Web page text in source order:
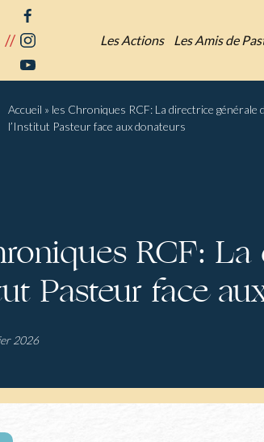
//
facebook
instagram
youtube
Les Actions Les Amis de
Accueil » les Chroniques RCF: La directrice générale
l’Institut Pasteur face aux donateurs
RCF: La
Pasteur face
2026